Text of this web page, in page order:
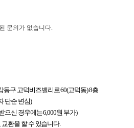
문의가 없습니다.
동구 고덕비즈밸리로 60(고덕동) 8층
단순 변심)
으신 경우에는 6,000원 부가)
환을 할 수 있습니다.